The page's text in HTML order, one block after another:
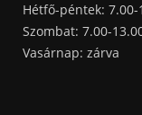
Hétfő-péntek: 7.00-
Szombat: 7.00-
Vasárnap: zárva